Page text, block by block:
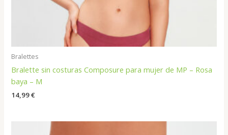
Bralettes
Bralette sin costuras Composure para mujer de MP – Rosa
baya – M
14,99€